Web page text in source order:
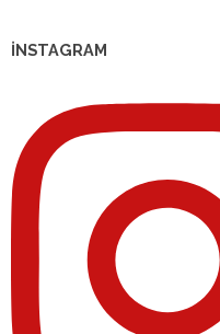
İNSTAGRAM